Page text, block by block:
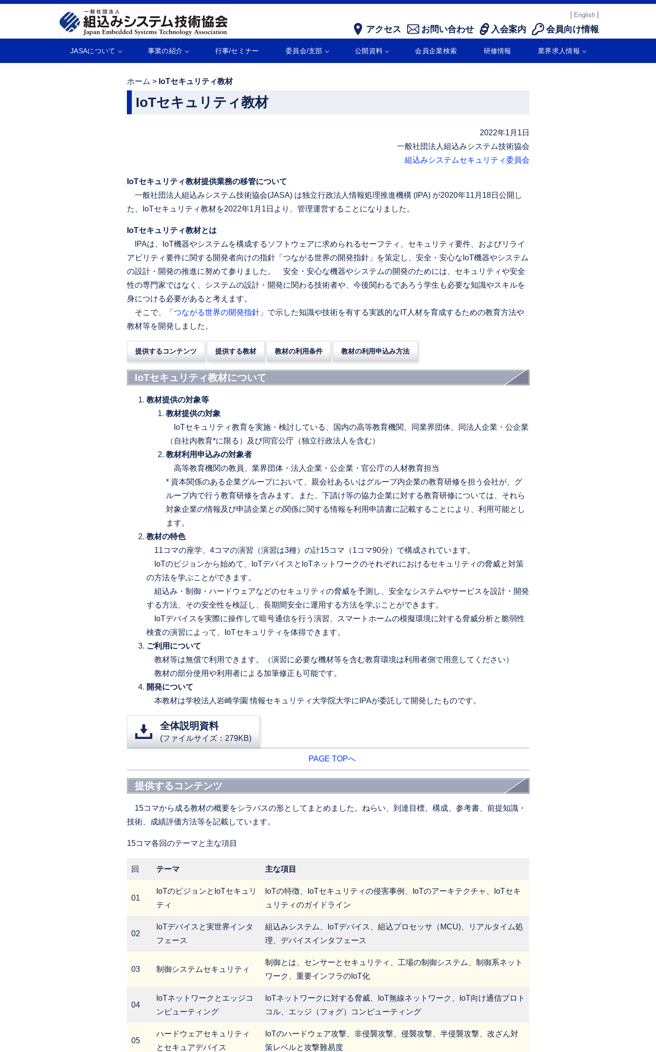
English
アクセス お問い合わせ 入会案内 会員向け情報
JASAについて 事業の紹介 行事/セミナー 委員会/支部 公開資料 会員企業検索 研修情報 業界求人情報
ホーム > IoTセキュリティ教材
IoTセキュリティ教材
2022年1月1日
一般社団法人組込みシステム技術協会
組込みシステムセキュリティ委員会
IoTセキュリティ教材提供業務の移管について
一般社団法人組込みシステム技術協会(JASA) は独立行政法人情報処理推進機構 (IPA) が2020年11月18日公開し
た、IoTセキュリティ教材を2022年1月1日より、管理運営することになりました。
IoTセキュリティ教材とは
IPAは、IoT機器やシステムを構成するソフトウェアに求められるセーフティ、セキュリティ要件、およびリライ
アビリティ要件に関する開発者向けの指針「つながる世界の開発指針」を策定し、安全・安心なIoT機器やシステム
の設計・開発の推進に努めて参りました。 安全・安心な機器やシステムの開発のためには、セキュリティや安全
性の専門家ではなく、システムの設計・開発に関わる技術者や、今後関わるであろう学生も必要な知識やスキルを
身につける必要があると考えます。
そこで、「 つながる世界の開発指針」で示した知識や技術を有する実践的なIT人材を育成するための教育方法や
教材等を開発しました。
提供するコンテンツ 提供する教材 教材の利用条件 教材の利用申込み方法
IoTセキュリティ教材について
教材提供の対象等
教材提供の対象
IoTセキュリティ教育を実施・検討している、国内の高等教育機関、同業界団体、同法人企業・公企業
（自社内教育*に限る）及び同官公庁（独立行政法人を含む）
教材利用申込みの対象者
高等教育機関の教員、業界団体・法人企業・公企業・官公庁の人材教育担当
* 資本関係のある企業グループにおいて、親会社あるいはグループ内企業の教育研修を担う会社が、グ
ループ内で行う教育研修を含みます。また、下請け等の協力企業に対する教育研修については、それら
対象企業の情報及び申請企業との関係に関する情報を利用申請書に記載することにより、利用可能とし
ます。
教材の特色
11コマの座学、4コマの演習（演習は3種）の計15コマ（1コマ90分）で構成されています。
IoTのビジョンから始めて、IoTデバイスとIoTネットワークのそれぞれにおけるセキュリティの脅威と対策
の方法を学ぶことができます。
組込み・制御・ハードウェアなどのセキュリティの脅威を予測し、安全なシステムやサービスを設計・開発
する方法、その安全性を検証し、長期間安全に運用する方法を学ぶことができます。
IoTデバイスを実際に操作して暗号通信を行う演習、スマートホームの模擬環境に対する脅威分析と脆弱性
検査の演習によって、IoTセキュリティを体得できます。
ご利用について
教材等は無償で利用できます。（演習に必要な機材等を含む教育環境は利用者側で用意してください）
教材の部分使用や利用者による加筆修正も可能です。
開発について
本教材は学校法人岩崎学園 情報セキュリティ大学院大学にIPAが委託して開発したものです。
全体説明資料
(ファイルサイズ：279KB)
PAGE TOPへ
提供するコンテンツ
15コマから成る教材の概要をシラバスの形としてまとめました。ねらい、到達目標、構成、参考書、前提知識・
技術、成績評価方法等を記載しています。
15コマ各回のテーマと主な項目
回 テーマ 主な項目
01
IoTのビジョンとIoTセキュリ
ティ
IoTの特徴、IoTセキュリティの侵害事例、IoTのアーキテクチャ、IoTセキ
ュリティのガイドライン
02
IoTデバイスと実世界インタ
フェース
組込みシステム、IoTデバイス、組込プロセッサ（MCU)、リアルタイム処
理、デバイスインタフェース
03 制御システムセキュリティ
制御とは、センサーとセキュリティ、工場の制御システム、制御系ネット
ワーク、重要インフラのIoT化
04
IoTネットワークとエッジコ
ンピューティング
IoTネットワークに対する脅威、IoT無線ネットワーク、IoT向け通信プロト
コル、エッジ（フォグ）コンピューティング
05
ハードウェアセキュリティ
とセキュアデバイス
IoTのハードウェア攻撃、非侵襲攻撃、侵襲攻撃、半侵襲攻撃、改ざん対
策レベルと攻撃難易度